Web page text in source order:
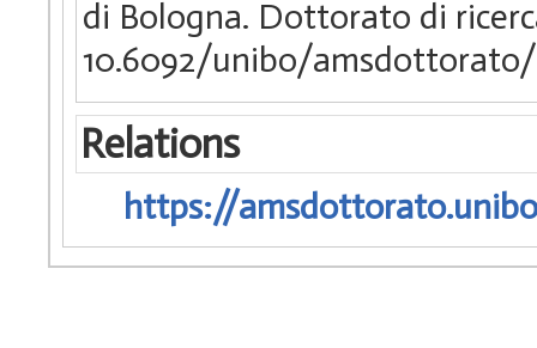
di Bologna. Dottorato di
10.6092/unibo/
Relations
https://